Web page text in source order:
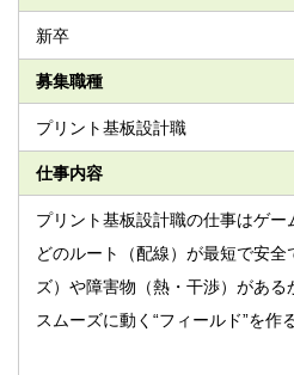
新卒
募集職種
プリント基板設計職
仕事内容
プリント基板設計職の仕事はゲー
どのルート（配線）が最短で安全
ズ）や障害物（熱・干渉）があ
スムーズに動く“フィールド”を作